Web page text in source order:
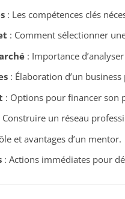
: Les compétences clés
: Comment sélectionner
: Importance
: Élaboration d’un business
: Options pour financer son
un réseau
et avantages d’un mentor.
: Actions immédiates pour